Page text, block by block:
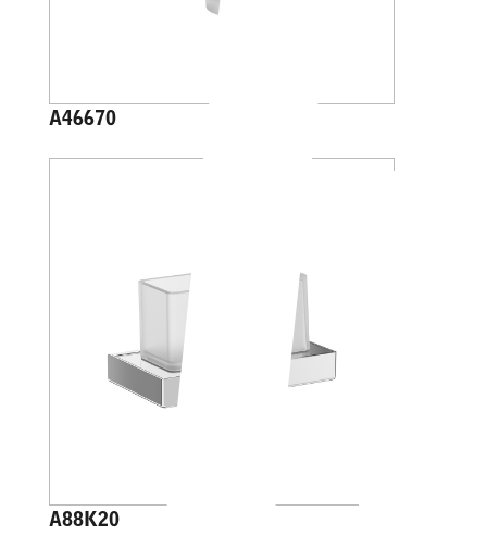
A46670
A88K20